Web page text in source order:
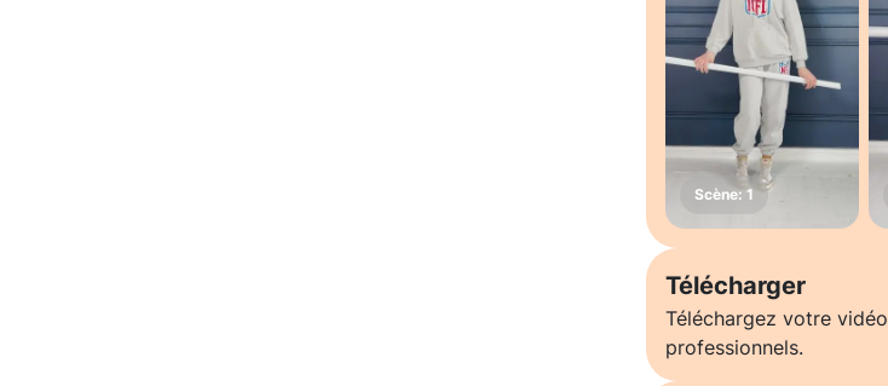
Télécharger
Téléchargez votre
professionnels.